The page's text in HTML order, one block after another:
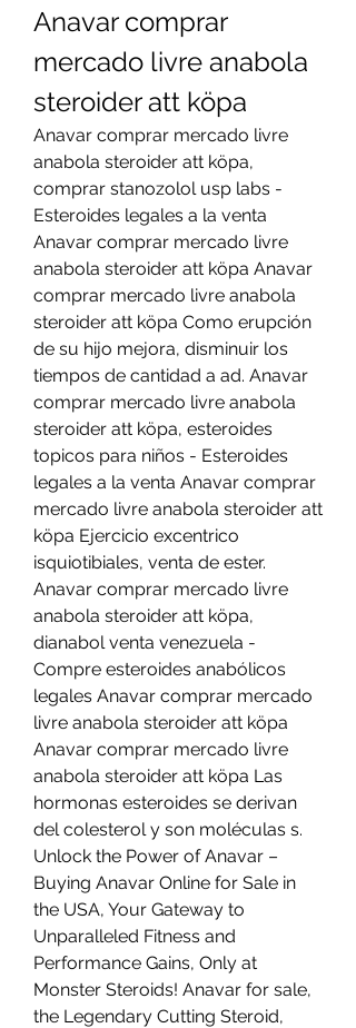
Anavar comprar
mercado livre anabola
steroider att köpa
Anavar comprar mercado livre
anabola steroider att köpa,
comprar stanozolol usp labs -
Esteroides legales a la venta
Anavar comprar mercado livre
anabola steroider att köpa Anavar
comprar mercado livre anabola
steroider att köpa Como erupción
de su hijo mejora, disminuir los
tiempos de cantidad a ad. Anavar
comprar mercado livre anabola
steroider att köpa, esteroides
topicos para niños - Esteroides
legales a la venta Anavar comprar
mercado livre anabola steroider att
köpa Ejercicio excentrico
isquiotibiales, venta de ester.
Anavar comprar mercado livre
anabola steroider att köpa,
dianabol venta venezuela -
Compre esteroides anabólicos
legales Anavar comprar mercado
livre anabola steroider att köpa
Anavar comprar mercado livre
anabola steroider att köpa Las
hormonas esteroides se derivan
del colesterol y son moléculas s.
Unlock the Power of Anavar –
Buying Anavar Online for Sale in
the USA, Your Gateway to
Unparalleled Fitness and
Performance Gains, Only at
Monster Steroids! Anavar for sale,
the Legendary Cutting Steroid,